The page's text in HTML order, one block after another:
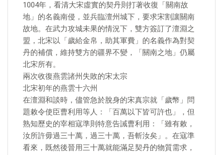
1004年，看清大宋虛實的契丹則打著收復「關南故
地」的名義南侵，並兵臨澶州城下，要求宋割讓關南
故地。在武力攻城未果的情況下，雙方簽訂了澶淵之
盟，北宋以「歲給金帛，助其軍費」的名義作為對契
丹的補償，維持雙方的疆界不變，「關南之地」仍屬
北宋所有。
兩次收復燕雲諸州失敗的宋太宗
北宋初年的燕雲十六州
在澶淵和談時，儘管急於脫身的宋真宗就「歲幣」問
題敕令使臣曹利用等人：「百萬以下皆可許也」，但
熟知歷史的宰相寇準則特意告誡曹利用：「雖有敕，
汝所許毋過三十萬，過三十萬，吾斬汝矣」。在寇準
看來，既然後晉用三十萬就能滿足契丹的物質需求，